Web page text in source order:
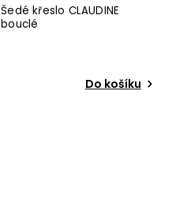
Šedé křeslo CLAUDINE
bouclé
Do košíku